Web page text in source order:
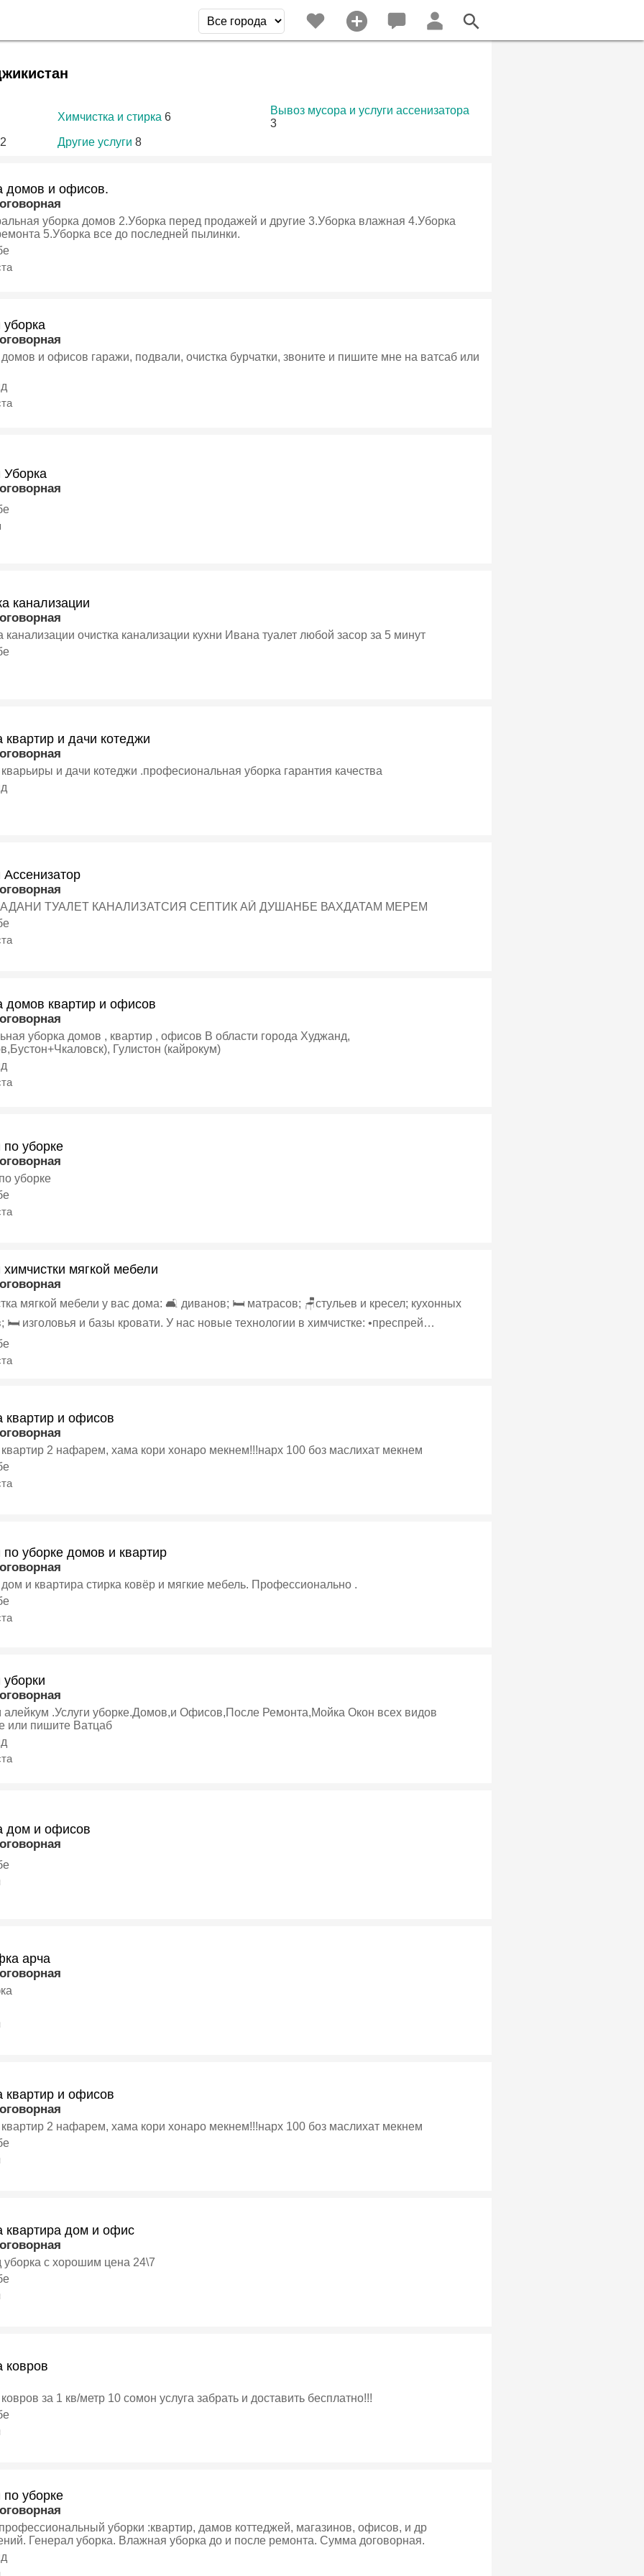
Химчистка и стирка 6
Вывоз мусора и услуги ассенизатора
3
2 Другие услуги 8
домов и офисов.
2.Уборка перед продажей и другие 3.Уборка влажная 4.Уборка
после ремонта 5.Уборка все до последней пылинки.
уборка
и офисов гаражи, подвали, очистка бурчатки, звоните и пишите мне на ватсаб или
Уборка
канализации
канализации очистка канализации кухни Ивана туалет любой засор за 5 минут
квартир и дачи котеджи
и дачи котеджи .професиональная уборка гарантия качества
Ассенизатор
ТУАЛЕТ КАНАЛИЗАТСИЯ СЕПТИК АЙ ДУШАНБЕ ВАХДАТАМ МЕРЕМ
домов квартир и офисов
домов , квартир , офисов В области города Худжанд,
Гулистон (кайрокум)
по уборке
уборке
химчистки мягкой мебели
у вас дома: 🛋️ диванов; 🛏️ матрасов; 🪑стульев и кресел; кухонных
не имеет характерного химического запаха) •роторная машинка(зачистка электро-
моющего раствора из обивки мебели и максимальное удаление всей оставшейся влаги
квартир и офисов
Уборка квартир 2 нафарем, хама кори хонаро мекнем!!!нарх 100 боз маслихат мекнем
по уборке домов и квартир
Уборки дом и квартира стирка ковёр и мягкие мебель. Профессионально .
уборки
.Услуги уборке.Домов,и Офисов,После Ремонта,Мойка Окон всех видов
или пишите Ватцаб
дом и офисов
арча
квартир и офисов
Уборка квартир 2 нафарем, хама кори хонаро мекнем!!!нарх 100 боз маслихат мекнем
квартира дом и офис
все вид уборка с хорошим цена 24\7
ковров
за 1 кв/метр 10 сомон услуга забрать и доставить бесплатно!!!
по уборке
уборки :квартир, дамов коттеджей, магазинов, офисов, и др
Генерал уборка. Влажная уборка до и после ремонта. Сумма договорная.